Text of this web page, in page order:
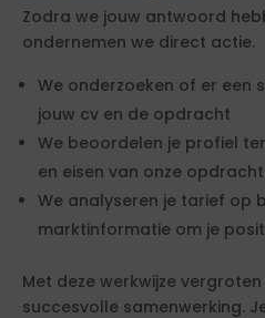
Zodra we jouw antwoord
ondernemen we direct actie.
We onderzoeken of er een
jouw cv en de opdracht
We beoordelen je profiel
en eisen van onze
We analyseren je tarief op
marktinformatie om je
Met deze werkwijze
succesvolle samenwerking.